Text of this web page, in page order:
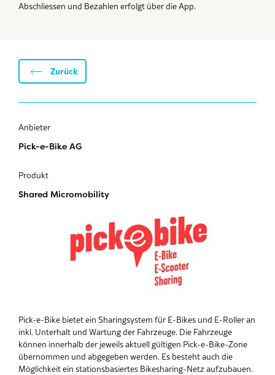
Abschliessen und Bezahlen erfolgt über die App.
Zurück
Anbieter
Pick-e-Bike AG
Produkt
Shared Micromobility
Pick-e-Bike bietet ein Sharingsystem für E-Bikes und E-Roller an
inkl. Unterhalt und Wartung der Fahrzeuge. Die Fahrzeuge
können innerhalb der jeweils aktuell gültigen Pick-e-Bike-Zone
übernommen und abgegeben werden. Es besteht auch die
Möglichkeit ein stationsbasiertes Bikesharing-Netz aufzubauen.